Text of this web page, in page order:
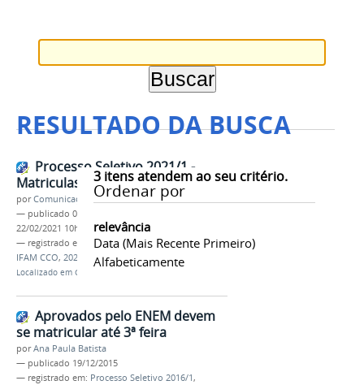
RESULTADO DA BUSCA
3itens atendem ao seu critério.
Ordenar por
relevância
Data (mais Recente Primeiro)
Alfabeticamente
Processo Seletivo 2021/1 -
Matriculas Prorrogadas
porComunicação COARI
— publicado 09/02/2021
22/02/2021 10h06
— registrado em:
Matrícula,PROCESSO SELETIVO,
IFAM CCO, 2021/1
Localizado em CAMPUS
Aprovados pelo ENEM devem
se matricular até 3ª feira
porAna Paula Batista
— publicado 19/12/2015
— registrado em: Processo Seletivo 2016/1,